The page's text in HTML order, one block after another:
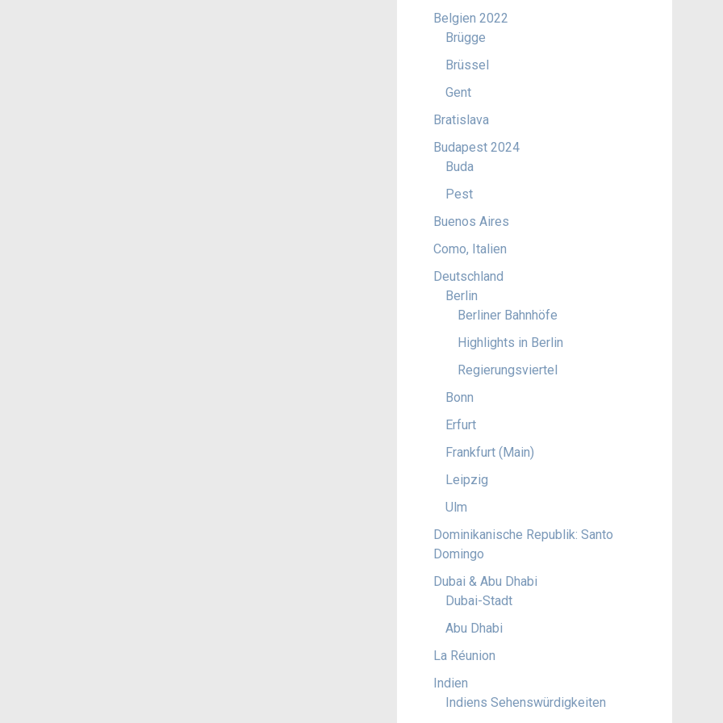
Belgien 2022
Brügge
Brüssel
Gent
Bratislava
Budapest 2024
Buda
Pest
Buenos Aires
Como, Italien
Deutschland
Berlin
Berliner Bahnhöfe
Highlights in Berlin
Regierungsviertel
Bonn
Erfurt
Frankfurt (Main)
Leipzig
Ulm
Dominikanische Republik: Santo
Domingo
Dubai & Abu Dhabi
Dubai-Stadt
Abu Dhabi
La Réunion
Indien
Indiens Sehenswürdigkeiten